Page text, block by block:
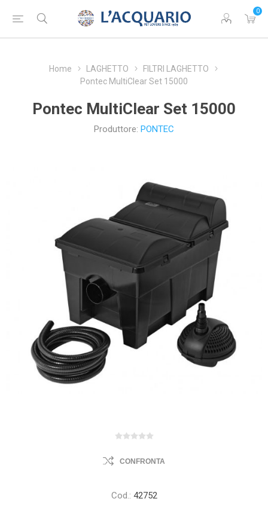
0
Home LAGHETTO
FILTRI LAGHETTO
Pontec MultiClear Set 15000
Pontec MultiClear Set 15000
Produttore: PONTEC
CONFRONTA
Cod.: 42752